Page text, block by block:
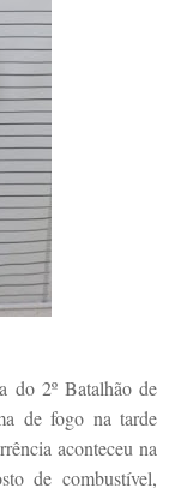
do 2º Batalhão de
de fogo na tarde
aconteceu na
de combustível,